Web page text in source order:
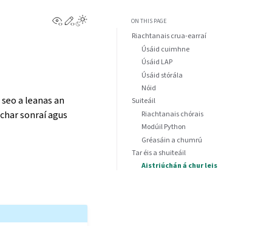
View this page
Edit this page
a leanas an
sonraí agus
ON THIS PAGE
Riachtanais crua-earraí
Úsáid cuimhne
Úsáid LAP
Úsáid stórála
Nóid
Suiteáil
Riachtanais chórais
Modúil Python
Gréasáin a chumrú
Tar éis a shuiteáil
Aistriúchán á chur leis